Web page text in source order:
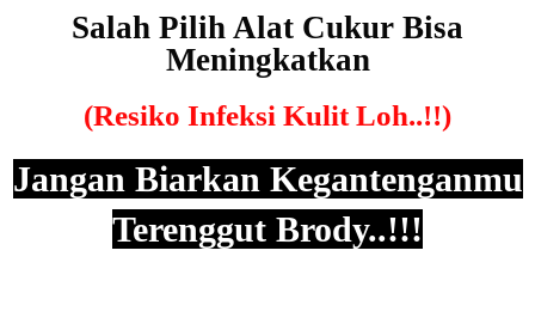
Salah Pilih Alat Cukur Bisa
Meningkatkan
(Resiko Infeksi Kulit Loh..!!)
Jangan Biarkan Kegantenganmu
Terenggut Brody..!!!